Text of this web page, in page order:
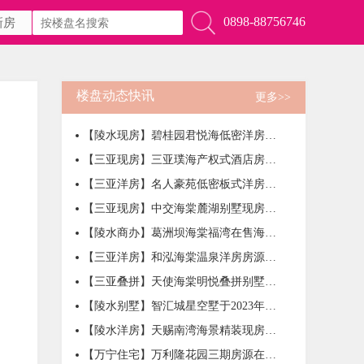
0898-88756746
房
楼盘动态快讯 更多>>
【陵水现房】碧桂园君悦海低密洋房在售，均价16000元/㎡
【三亚现房】三亚璞海产权式酒店房源在售，均价39000元/㎡
【三亚洋房】名人豪苑低密板式洋房房源在售，均价33000元/㎡
【三亚现房】中交海棠麓湖别墅现房在售，总价452万元/套
【陵水商办】葛洲坝海棠福湾在售海景商办产品，均价50000元/㎡
【三亚洋房】和泓海棠温泉洋房房源在售，整体均价32000元/㎡
【三亚叠拼】天使海棠明悦叠拼别墅房源在售，一房一价
【陵水别墅】智汇城星空墅于2023年2月9日开售
【陵水洋房】天赐南湾海景精装现房，均价20000元/㎡
【万宁住宅】万利隆花园三期房源在售，均价13800元/㎡